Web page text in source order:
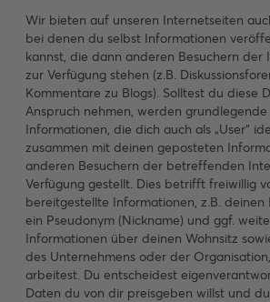
Wir bieten auf unseren Internetseiten
bei denen du selbst Informationen
kannst, die dann anderen Besuchern der
zur Verfügung stehen (z.B.
Kommentare zu Blogs). Solltest du diese
Anspruch nehmen, werden grundlegende
Informationen, die dich auch als „User“
zusammen mit deinen geposteten
anderen Besuchern der betreffenden
Verfügung gestellt. Dies betrifft freiwillig
bereitgestellte Informationen, z.B. deinen
ein Pseudonym (Nickname) und ggf.
Informationen über deinen Wohnsitz
des Unternehmens oder der
arbeitest. Du entscheidest
Daten du von dir preisgeben willst und